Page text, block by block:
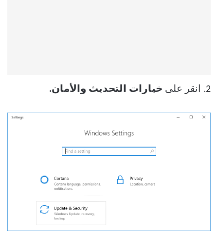
2. انقر على خيارات التحديث والأمان.